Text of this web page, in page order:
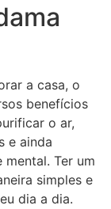
a casa, o
benefícios
o ar,
e ainda
Ter um
simples e
dia a dia.